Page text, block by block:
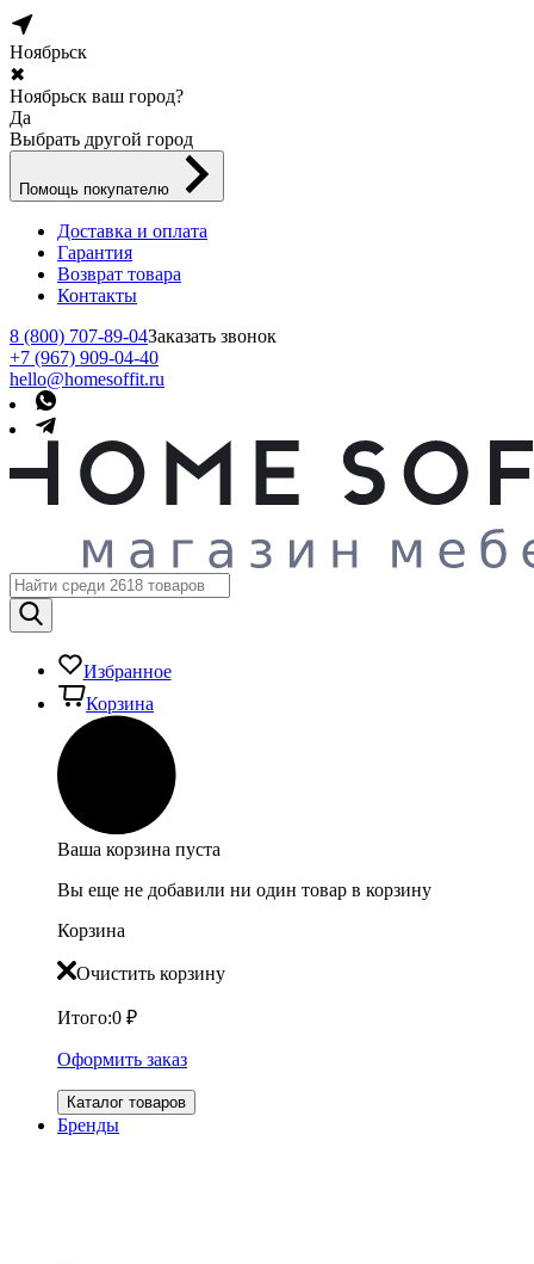
Ноябрьск
✖
Ноябрьск ваш город?
Да
Выбрать другой город
Помощь покупателю
Доставка и оплата
Гарантия
Возврат товара
Контакты
8 (800) 707-89-04Заказать звонок
+7 (967) 909-04-40
hello@homesoffit.ru
Избранное
Корзина
Ваша корзина пуста
Вы еще не добавили ни один товар в корзину
Корзина
Очистить корзину
Итого:0 ₽
Оформить заказ
Каталог товаров
Бренды